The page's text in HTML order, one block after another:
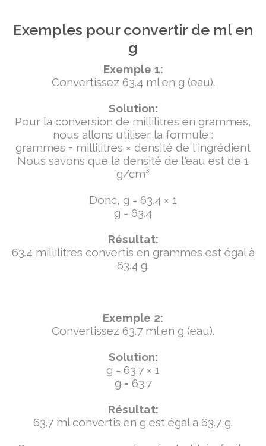
Exemples pour convertir de ml en
g
Exemple 1:
Convertissez 63.4 ml en g (eau).
Solution:
Pour la conversion de millilitres en grammes,
nous allons utiliser la formule :
grammes = millilitres × densité de l'ingrédient
Nous savons que la densité de l'eau est de 1
g/cm³
Donc, g = 63.4 × 1
g = 63.4
Résultat:
63.4 millilitres convertis en grammes est égal à
63.4 g.
Exemple 2:
Convertissez 63.7 ml en g (eau).
Solution:
g = 63.7 × 1
g = 63.7
Résultat:
63.7 ml convertis en g est égal à 63.7 g.